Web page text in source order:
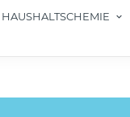
HAUSHALTSCHEMIE